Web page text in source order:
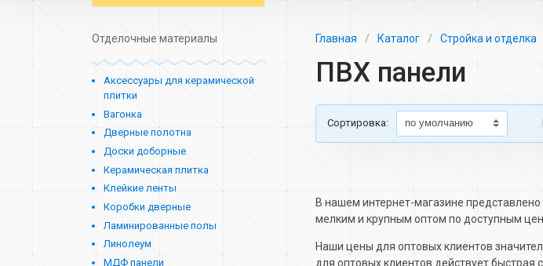
Отделочные материалы
Аксессуары для керамической
плитки
Вагонка
Дверные полотна
Доски доборные
Керамическая плитка
Клейкие ленты
Коробки дверные
Ламинированные полы
Линолеум
МДФ панели
Главная Каталог Стройка и отделка
ПВХ панели
Cортировка:
В нашем интернет-магазине
мелким и крупным оптом по доступным
Наши цены для оптовых клиентов
для оптовых клиентов действует быстрая